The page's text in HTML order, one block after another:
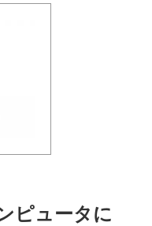
ピュータに